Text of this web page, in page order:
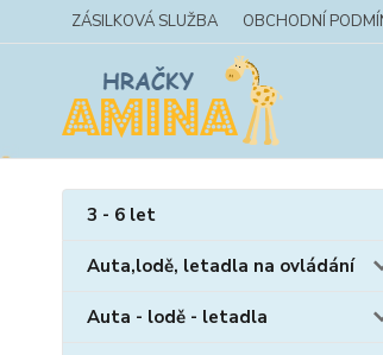
ZÁSILKOVÁ SLUŽBA OBCHODNÍ
3 - 6 let
Auta,lodě, letadla na ovládání
Auta - lodě - letadla